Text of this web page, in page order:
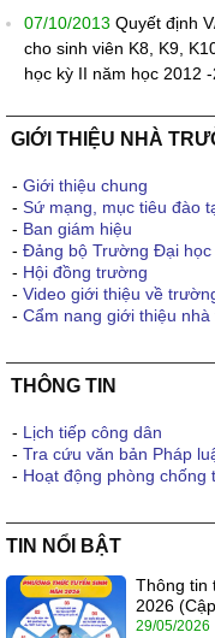
07/10/2013 Quyết định
cho sinh viên K8, K9,
học kỳ II năm học 2012
GIỚI THIỆU NHÀ
- Giới thiệu chung
- Sứ mạng, mục tiêu đào
- Ban giám hiệu
- Đảng bộ Trường Đại học
- Hội đồng trường
- Video giới thiệu về
- Cẩm nang giới thiệu
THÔNG TIN
- Lịch tiếp công dân
- Tra cứu văn bản Pháp
- Hoạt động phòng chống
TIN NỔI BẬT
Thông tin
2026
29/05/2026